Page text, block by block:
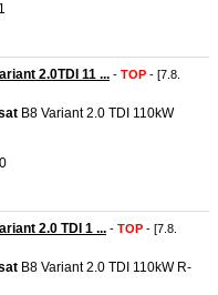
2.0TDI 11 ... - TOP - [7.8.
B8 Variant 2.0 TDI 110kW
2.0 TDI 1 ... - TOP - [7.8.
B8 Variant 2.0 TDI 110kW R-